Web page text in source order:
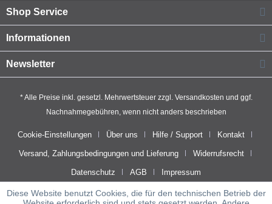
Shop Service
Informationen
Newsletter
* Alle Preise inkl. gesetzl. Mehrwertsteuer zzgl. Versandkosten und ggf.
Nachnahmegebühren, wenn nicht anders beschrieben
Cookie-Einstellungen Über uns Hilfe / Support Kontakt
Versand, Zahlungsbedingungen und Lieferung Widerrufsrecht
Datenschutz AGB Impressum
Diese Website benutzt Cookies, die für den technischen Betrieb der